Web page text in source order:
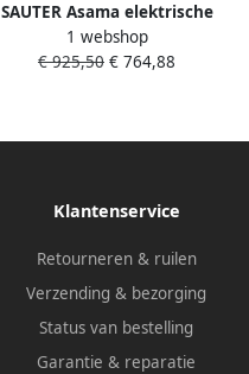
SAUTER Asama elektrische
radiator 55x143.2cm
connected 750watt Verticaal
1 webshop
€ 925,50 € 764,88
Klantenservice
Retourneren & ruilen
Verzending & bezorging
Status van bestelling
Garantie & reparatie